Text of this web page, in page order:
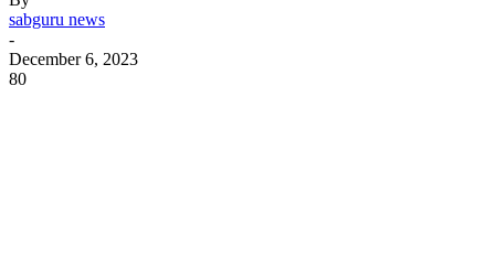
sabguru news
-
December 6, 2023
80